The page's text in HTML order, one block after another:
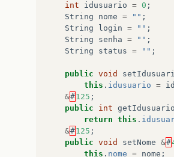
int
idusuario = 0 ;
String
nome = "" ;
String
login = "" ;
String
senha = "" ;
String
status = "" ;
public void
this . idusuario =
&#125 ;
public
int getIdusuario
return this .
&#125 ;
public void setNome &#
this . nome = nome ;